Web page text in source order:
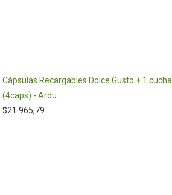
Cápsulas Recargables Dolce Gusto + 1
(4caps) - Ardu
$21.965,79